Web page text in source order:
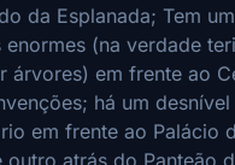
da Esplanada; Tem
enormes (na verdade
árvores) em frente ao
há um
em frente ao Palácio
outro atrás do Panteão